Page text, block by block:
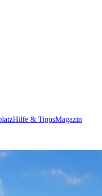
Hilfe & TippsMagazin